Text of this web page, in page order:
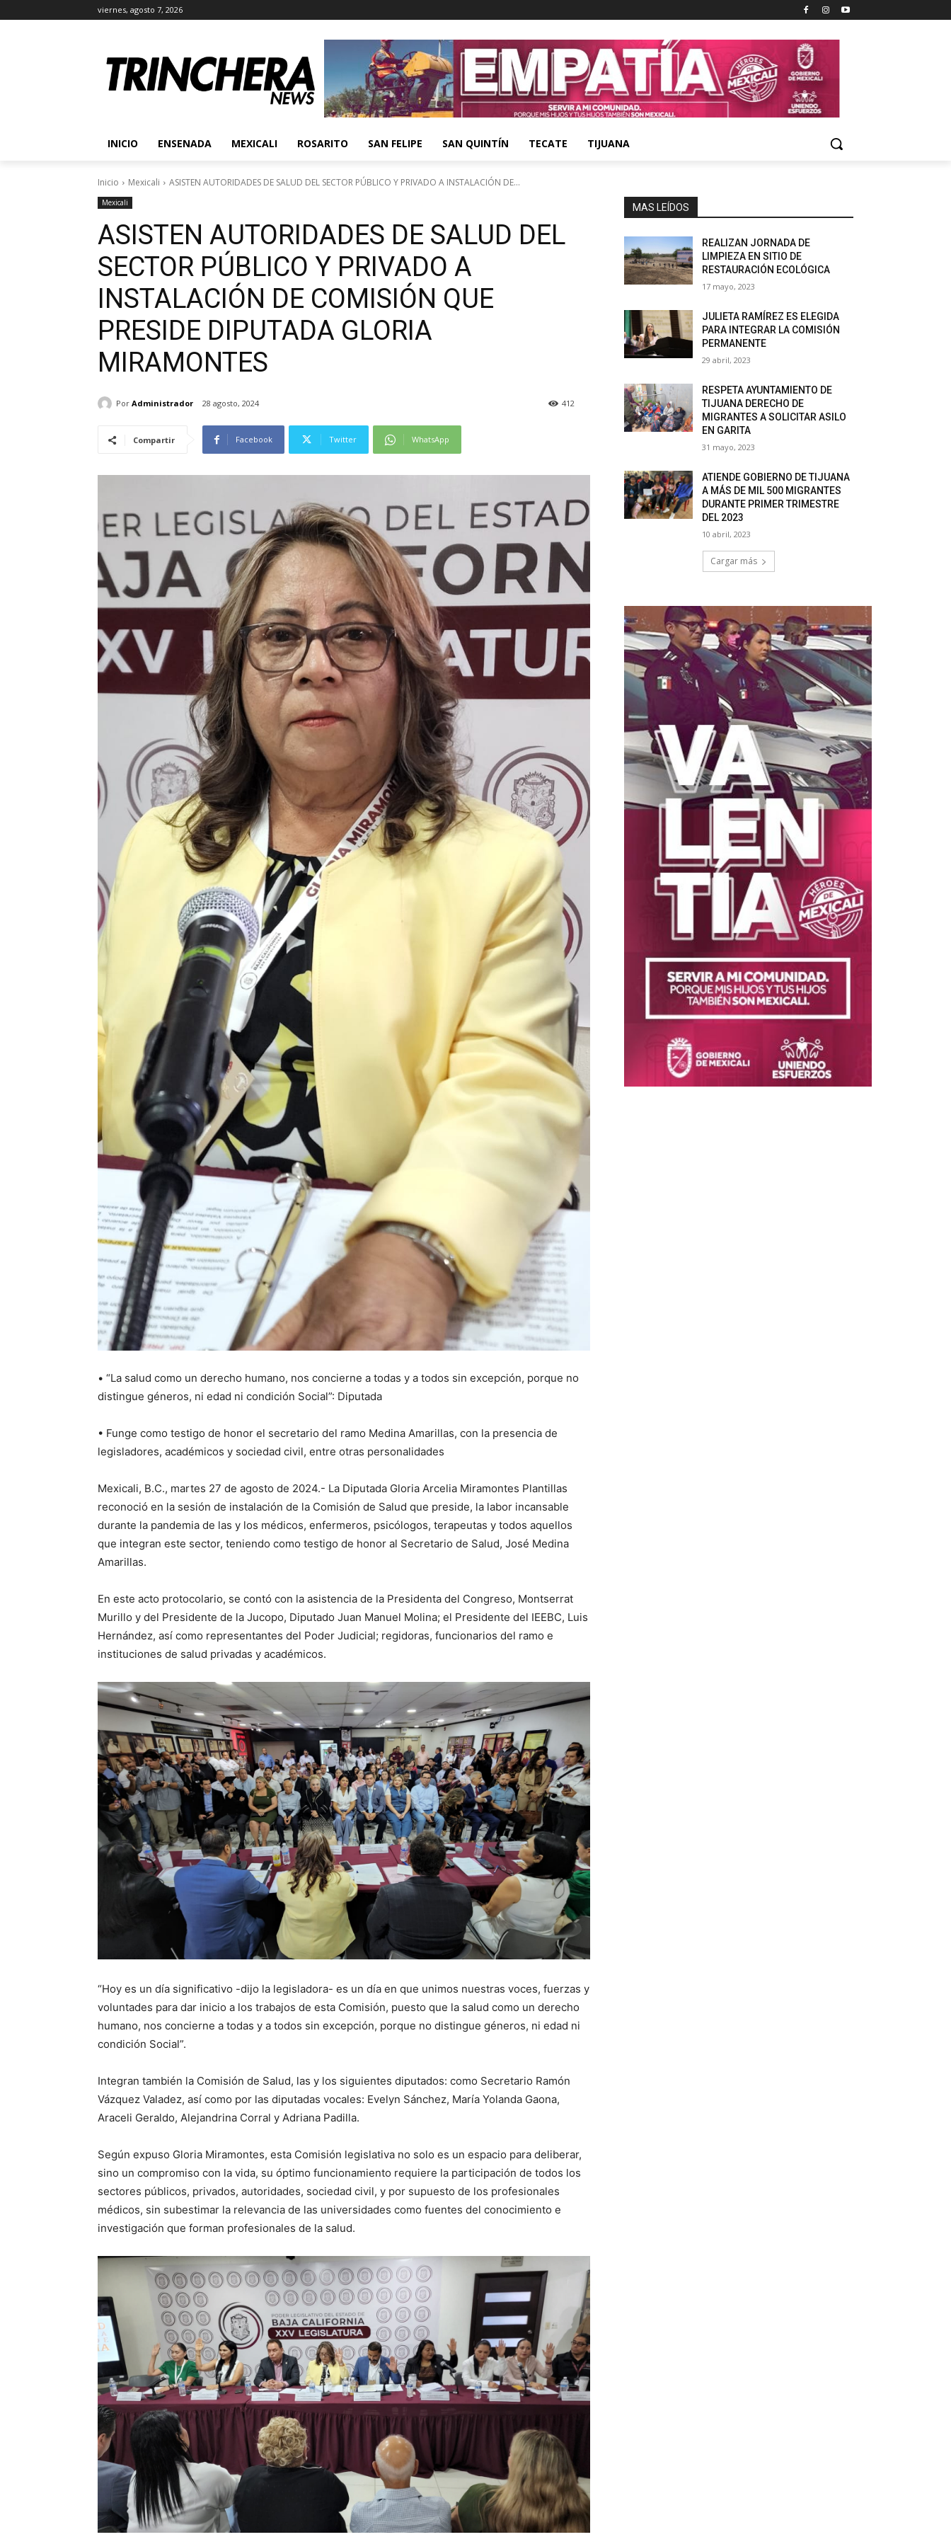
viernes, agosto 7, 2026
INICIO ENSENADA MEXICALI ROSARITO SAN FELIPE SAN QUINTÍN TECATE TIJUANA
Inicio Mexicali ASISTEN AUTORIDADES DE SALUD DEL SECTOR PÚBLICO Y PRIVADO A INSTALACIÓN DE...
Mexicali
ASISTEN AUTORIDADES DE SALUD DEL
SECTOR PÚBLICO Y PRIVADO A
INSTALACIÓN DE COMISIÓN QUE
PRESIDE DIPUTADA GLORIA
MIRAMONTES
Por Administrador 28 agosto, 2024 412
Compartir Facebook Twitter WhatsApp
• “La salud como un derecho humano, nos concierne a todas y a todos sin excepción, porque no
distingue géneros, ni edad ni condición Social”: Diputada
• Funge como testigo de honor el secretario del ramo Medina Amarillas, con la presencia de
legisladores, académicos y sociedad civil, entre otras personalidades
Mexicali, B.C., martes 27 de agosto de 2024.- La Diputada Gloria Arcelia Miramontes Plantillas
reconoció en la sesión de instalación de la Comisión de Salud que preside, la labor incansable
durante la pandemia de las y los médicos, enfermeros, psicólogos, terapeutas y todos aquellos
que integran este sector, teniendo como testigo de honor al Secretario de Salud, José Medina
Amarillas.
En este acto protocolario, se contó con la asistencia de la Presidenta del Congreso, Montserrat
Murillo y del Presidente de la Jucopo, Diputado Juan Manuel Molina; el Presidente del IEEBC, Luis
Hernández, así como representantes del Poder Judicial; regidoras, funcionarios del ramo e
instituciones de salud privadas y académicos.
“Hoy es un día significativo -dijo la legisladora- es un día en que unimos nuestras voces, fuerzas y
voluntades para dar inicio a los trabajos de esta Comisión, puesto que la salud como un derecho
humano, nos concierne a todas y a todos sin excepción, porque no distingue géneros, ni edad ni
condición Social”.
Integran también la Comisión de Salud, las y los siguientes diputados: como Secretario Ramón
Vázquez Valadez, así como por las diputadas vocales: Evelyn Sánchez, María Yolanda Gaona,
Araceli Geraldo, Alejandrina Corral y Adriana Padilla.
Según expuso Gloria Miramontes, esta Comisión legislativa no solo es un espacio para deliberar,
sino un compromiso con la vida, su óptimo funcionamiento requiere la participación de todos los
sectores públicos, privados, autoridades, sociedad civil, y por supuesto de los profesionales
médicos, sin subestimar la relevancia de las universidades como fuentes del conocimiento e
investigación que forman profesionales de la salud.
MAS LEÍDOS
REALIZAN JORNADA DE
LIMPIEZA EN SITIO DE
RESTAURACIÓN ECOLÓGICA
17 mayo, 2023
JULIETA RAMÍREZ ES ELEGIDA
PARA INTEGRAR LA COMISIÓN
PERMANENTE
29 abril, 2023
RESPETA AYUNTAMIENTO DE
TIJUANA DERECHO DE
MIGRANTES A SOLICITAR ASILO
EN GARITA
31 mayo, 2023
ATIENDE GOBIERNO DE TIJUANA
A MÁS DE MIL 500 MIGRANTES
DURANTE PRIMER TRIMESTRE
DEL 2023
10 abril, 2023
Cargar más